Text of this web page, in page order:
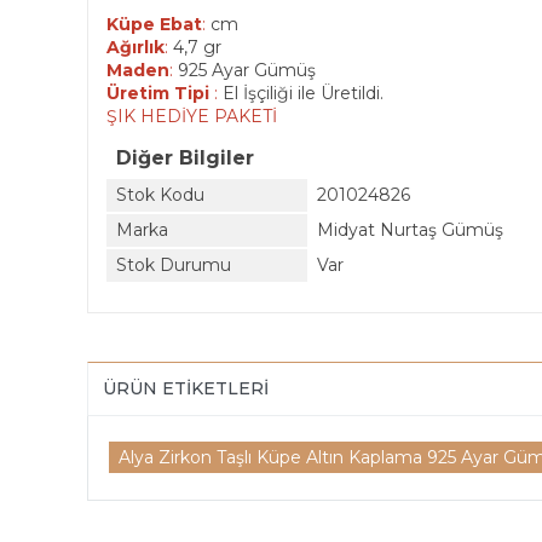
Küpe Ebat: cm
Ağırlık: 4,7 gr
Maden: 925 Ayar Gümüş
Üretim Tipi : El İşçiliği ile Üretildi.
ŞIK HEDİYE PAKETİ
Diğer Bilgiler
Stok Kodu
201024826
Marka
Midyat Nurtaş Gümüş
Stok Durumu
Var
ÜRÜN ETIKETLERI
Alya Zirkon Taşlı Küpe Altın Kaplama 925 Ayar